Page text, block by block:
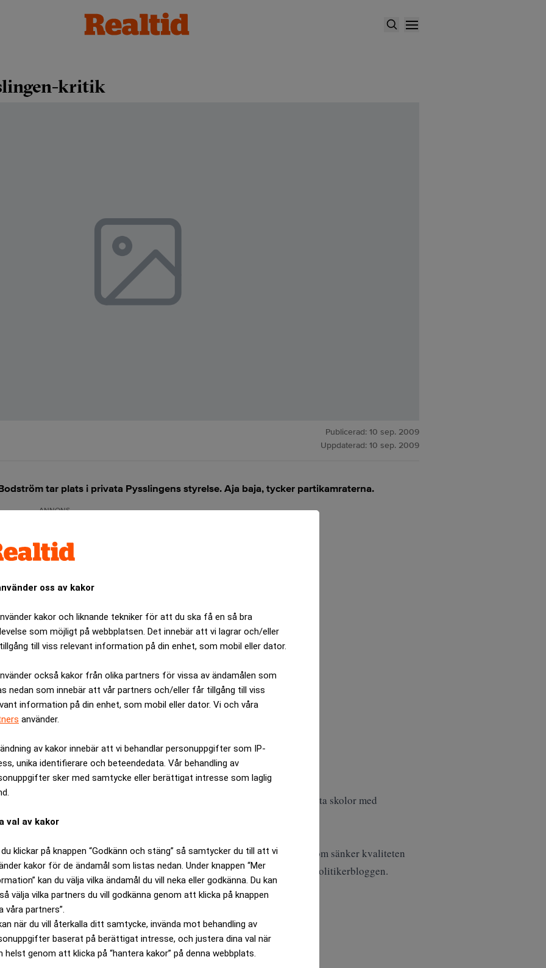
oss av kakor
kakor och liknande tekniker för att du ska få en så bra
som möjligt på webbplatsen. Det innebär att vi lagrar och/eller
till viss relevant information på din enhet, som mobil eller dator.
också kakor från olika partners för vissa av ändamålen som
nedan som innebär att vår partners och/eller får tillgång till viss
information på din enhet, som mobil eller dator. Vi och våra
använder.
av kakor innebär att vi behandlar personuppgifter som IP-
unika identifierare och beteendedata. Vår behandling av
sker med samtycke eller berättigat intresse som laglig
val av kakor
klickar på knappen “Godkänn och stäng” så samtycker du till att vi
kakor för de ändamål som listas nedan. Under knappen “Mer
kan du välja vilka ändamål du vill neka eller godkänna. Du kan
välja vilka partners du vill godkänna genom att klicka på knappen
våra partners”.
när du vill återkalla ditt samtycke, invända mot behandling av
baserat på berättigat intresse, och justera dina val när
helst genom att klicka på “hantera kakor” på denna webbplats.
kritik
Publicerad: 10 sep. 2009
Uppdaterad: 10 sep. 2009
tar plats i privata Pysslingens styrelse. Aja baja, tycker partikamraterna.
ANNONS
ju fått nya ägare i danska riskkapitalbolaget Polaris.
tidigare S-justitieminister, plats i Pysslingens styrelse.
är fortfarande politiskt känslig.
ser inte så bra ut när vi nu ska sätta oss ner och diskutera synen på privata skolor med
säger en socialdemokrat till Politikerbloggen.
ett förbud mot att ta ut vinster i privata skolor och förskolor.
som är ämnade för eleverna, hälls ner i fickorna på företagsägare som sänker kvaliteten
utbildningspolitiska talesperson Rossana Dinamarca, rapporterar Politikerbloggen.
kronor och gjorde en vinst på drygt 26 miljoner.
ANNONS